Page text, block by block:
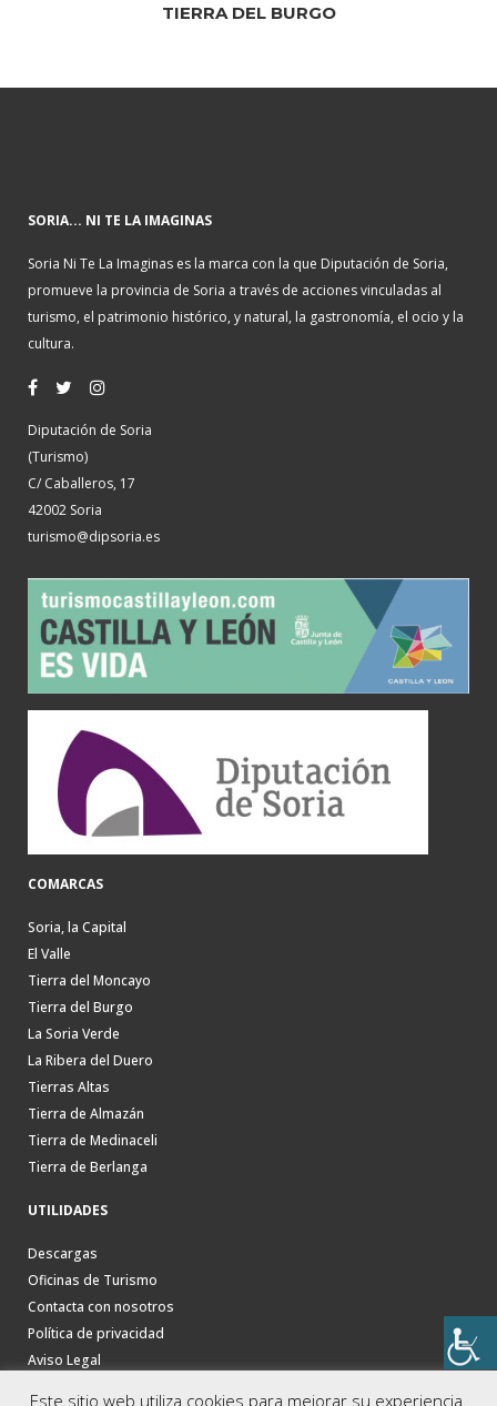
TIERRA DEL BURGO
SORIA... NI TE LA IMAGINAS
Soria Ni Te La Imaginas es la marca con la que Diputación de Soria,
promueve la provincia de Soria a través de acciones vinculadas al
turismo, el patrimonio histórico, y natural, la gastronomía, el ocio y la
cultura.
Diputación de Soria
(Turismo)
C/ Caballeros, 17
42002 Soria
turismo@dipsoria.es
COMARCAS
Soria, la Capital
El Valle
Tierra del Moncayo
Tierra del Burgo
La Soria Verde
La Ribera del Duero
Tierras Altas
Tierra de Almazán
Tierra de Medinaceli
Tierra de Berlanga
UTILIDADES
Descargas
Oficinas de Turismo
Contacta con nosotros
Política de privacidad
Aviso Legal
Este sitio web utiliza cookies para mejorar su experiencia.